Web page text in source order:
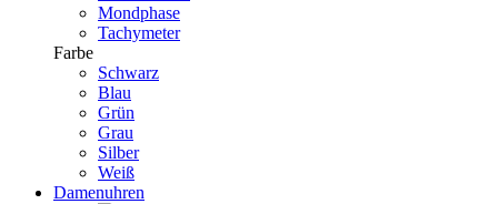
Mondphase
Tachymeter
Farbe
Schwarz
Blau
Grün
Grau
Silber
Weiß
Damenuhren